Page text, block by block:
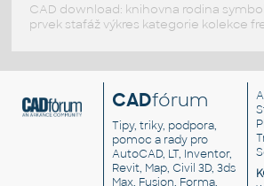
CAD download: knihovna rodina
prvek stafáž výkres kategorie kolekce
CADfórum
Tipy, triky, podpora,
pomoc a rady pro
AutoCAD, LT, Inventor,
Revit, Map, Civil 3D, 3ds
Max, Fusion, Forma,